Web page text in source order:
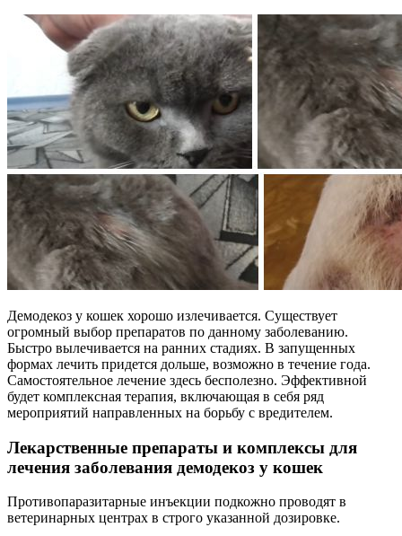
Демодекоз у кошек хорошо излечивается. Существует
огромный выбор препаратов по данному заболеванию.
Быстро вылечивается на ранних стадиях. В запущенных
формах лечить придется дольше, возможно в течение года.
Самостоятельное лечение здесь бесполезно. Эффективной
будет комплексная терапия, включающая в себя ряд
мероприятий направленных на борьбу с вредителем.
Лекарственные препараты и комплексы для
лечения заболевания демодекоз у кошек
Противопаразитарные инъекции подкожно проводят в
ветеринарных центрах в строго указанной дозировке.